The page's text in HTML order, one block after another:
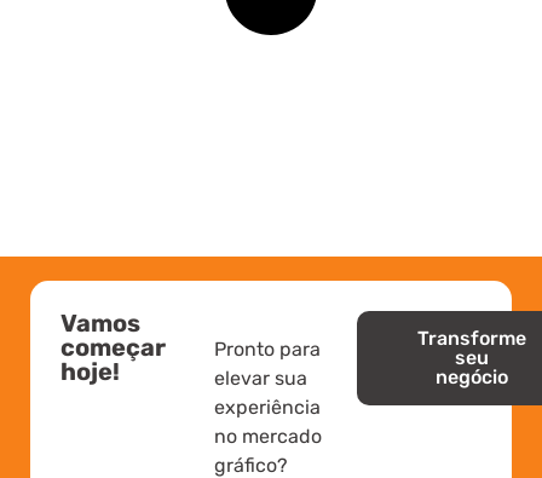
Vamos
começar
hoje!
Pronto para
elevar sua
experiência
no mercado
gráfico?
Transforme
seu
negócio